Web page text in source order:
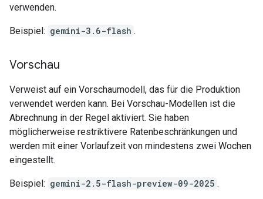
verwenden.
Beispiel: gemini-3.6-flash .
Vorschau
Verweist auf ein Vorschaumodell, das für die Produktion
verwendet werden kann. Bei Vorschau-Modellen ist die
Abrechnung in der Regel aktiviert. Sie haben
möglicherweise restriktivere Ratenbeschränkungen und
werden mit einer Vorlaufzeit von mindestens zwei Wochen
eingestellt.
Beispiel: gemini-2.5-flash-preview-09-2025 .